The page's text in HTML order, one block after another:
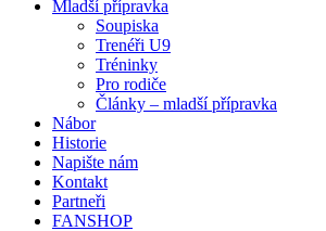
Mladší přípravka
Soupiska
Trenéři U9
Tréninky
Pro rodiče
Články – mladší přípravka
Nábor
Historie
Napište nám
Kontakt
Partneři
FANSHOP